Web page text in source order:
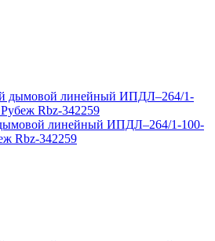
линейный ИПДЛ–264/1-100-
Rbz-342259